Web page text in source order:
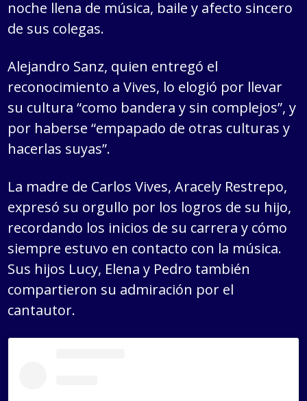
noche llena de música, baile y afecto sincero
de sus colegas.
Alejandro Sanz, quien entregó el
reconocimiento a Vives, lo elogió por llevar
su cultura “como bandera y sin complejos”, y
por haberse “empapado de otras culturas y
hacerlas suyas”.
La madre de Carlos Vives, Aracely Restrepo,
expresó su orgullo por los logros de su hijo,
recordando los inicios de su carrera y cómo
siempre estuvo en contacto con la música.
Sus hijos Lucy, Elena y Pedro también
compartieron su admiración por el
cantautor.